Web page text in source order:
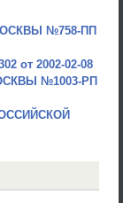
№758-ПП
от 2002-02-08
№1003-РП